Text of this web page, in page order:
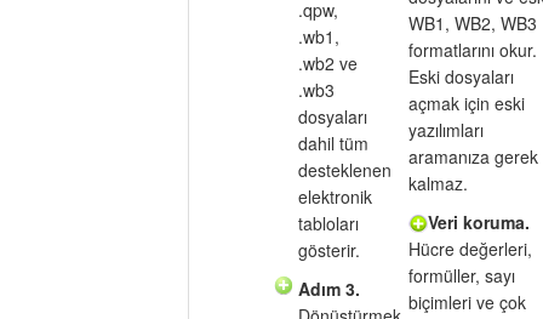
.qpw,
.wb1,
.wb2 ve
.wb3
dosyaları
dahil tüm
desteklenen
elektronik
tabloları
gösterir.
Adım 3.
WB1, WB2, WB3
formatlarını okur.
Eski dosyaları
açmak için eski
yazılımları
aramanıza gerek
kalmaz.
Veri koruma.
Hücre değerleri,
formüller, sayı
biçimleri ve çok